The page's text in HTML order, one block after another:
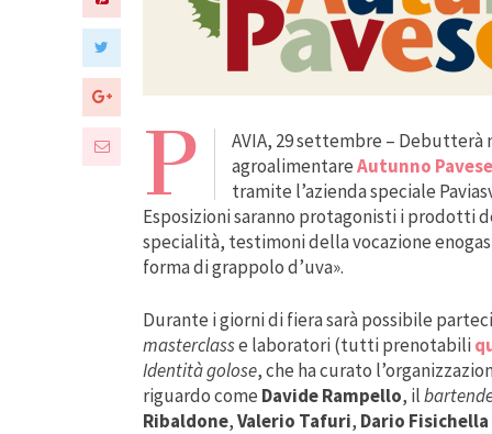
P
AVIA, 29 settembre – Debutterà
agroalimentareAutunno Pavese
tramite l’azienda speciale
Esposizioni saranno protagonisti i prodotti
specialità, testimoni della vocazione
forma di grappolo d’uva».
Durante i giorni di fiera sarà possibile
masterclasse laboratori (tutti prenotabili
Identità golose, che ha curato
riguardo come Davide Rampello, il
Ribaldone,Valerio Tafuri, Dario Fisichella